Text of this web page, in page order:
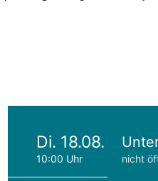
Di. 18.08.
10:00 Uhr nicht